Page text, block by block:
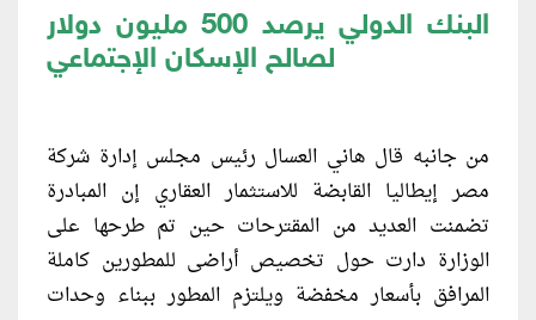
البنك الدولي يرصد 500 مليون دولار
لصالح الإسكان الإجتماعي
من جانبه قال هاني العسال رئيس مجلس إدارة شركة
مصر إيطاليا القابضة للاستثمار العقاري إن المبادرة
تضمنت العديد من المقترحات حين تم طرحها على
الوزارة دارت حول تخصيص أراضى للمطورين كاملة
المرافق بأسعار مخفضة ويلتزم المطور ببناء وحدات